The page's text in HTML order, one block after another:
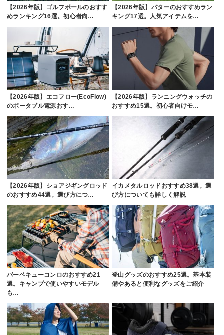
【2026年版】ゴルフボールのおすす
めランキング16選。初心者向…
【2026年版】パターのおすすめラン
キング17選。人気アイテムを…
【2026年版】エコフロー(EcoFlow)
のポータブル電源おす…
【2026年版】ランニングウォッチの
おすすめ15選。初心者向けモ…
【2026年版】ショアジギングロッド
のおすすめ44選。選び方につ…
イカメタルロッドおすすめ38選。選
び方についても詳しく解説
バーベキューコンロのおすすめ21
選。キャンプで使いやすいモデル
も…
登山グッズのおすすめ25選。基本装
備やあると便利なグッズをご紹介